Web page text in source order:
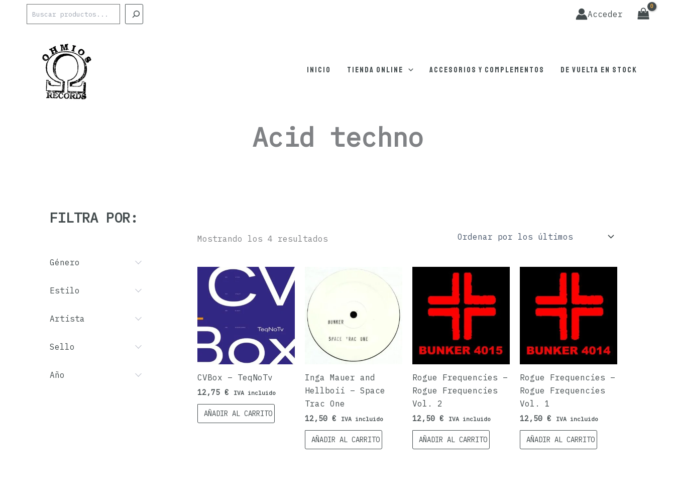
Acceder
Inicio Tienda online Accesorios y complementos De vuelta en stock
Acid techno
FILTRA POR:
Género
Estilo
Artista
Sello
Año
Mostrando los 4 resultados
CVBox – TeqNoTv
12,75€ IVA incluido
AÑADIR AL CARRITO
Inga Mauer and
Hellboii – Space
Trac One
12,50€ IVA incluido
AÑADIR AL CARRITO
Rogue Frequencies –
Rogue Frequencies
Vol. 2
12,50€ IVA incluido
AÑADIR AL CARRITO
Rogue Frequencies –
Rogue Frequencies
Vol. 1
12,50€ IVA incluido
AÑADIR AL CARRITO